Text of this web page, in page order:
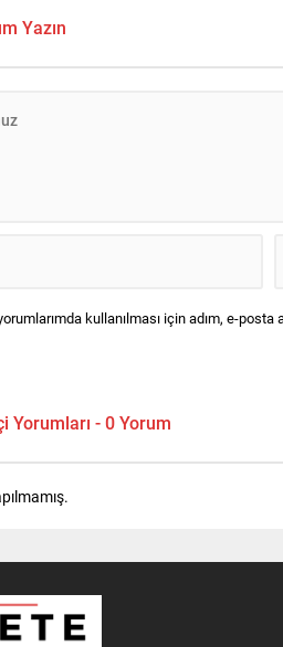
Yazın
kullanılması için adım, e-
Yorumları - 0 Yorum